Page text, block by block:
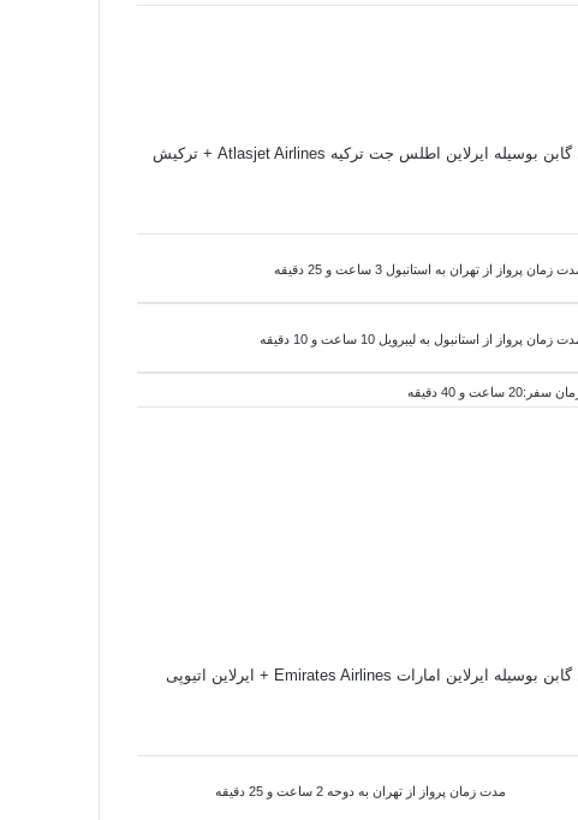
مسیر پروازی و اطلاعات پرواز ( بلیط هواپیما ) از مبدا ( تهران - ایران ) به مقصد ( لیبرویل - گابن ) برای رزرو و خرید بلیط هواپیما به لیبرویل گابن بوسیله ایرلاین اطلس جت ترکیه Atlasjet Airlines + ترکیش
زمان پرواز از تهران به استانبول 3 ساعت و 25 دقیقه
زمان پرواز از استانبول به لیبرویل 10 ساعت و 10 دقیقه
بوسیله
ایرلاین امارات Emirates Airlines + ایرلاین اتیوپی
مدت زمان پرواز از تهران به دوحه 2 ساعت و 25 دقیقه